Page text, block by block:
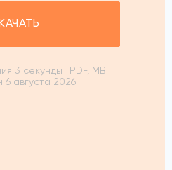
3 секунды
PDF, MB
августа 2026